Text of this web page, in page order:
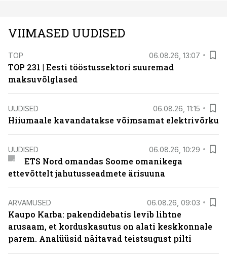
VIIMASED UUDISED
TOP 06.08.26, 13:07
TOP 231 | Eesti tööstussektori suuremad
maksuvõlglased
UUDISED 06.08.26, 11:15
Hiiumaale kavandatakse võimsamat elektrivõrku
UUDISED 06.08.26, 10:29
ETS Nord omandas Soome omanikega
ettevõttelt jahutusseadmete ärisuuna
ARVAMUSED 06.08.26, 09:03
Kaupo Karba: pakendidebatis levib lihtne
arusaam, et korduskasutus on alati keskkonnale
parem. Analüüsid näitavad teistsugust pilti